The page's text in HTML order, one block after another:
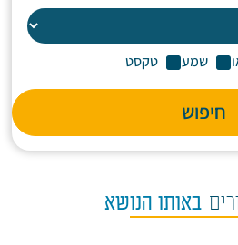
שמע טקסט
חיפוש
באותו הנושא